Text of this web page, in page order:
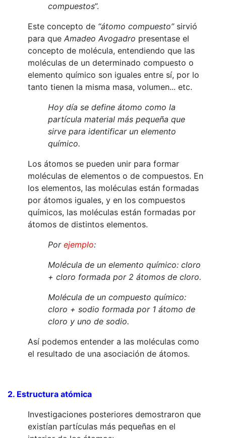
compuestos”.
Este concepto de “átomo compuesto”sirvió
para que Amadeo Avogadro presentase el
concepto de molécula, entendiendo que las
moléculas de un determinado compuesto o
elemento químico son iguales entre sí, por lo
tanto tienen la misma masa, volumen... etc.
Hoy día se define átomo como la
partícula material más pequeña que
sirve para identificar un elemento
químico.
Los átomos se pueden unir para formar
moléculas de elementos o de compuestos. En
los elementos, las moléculas están formadas
por átomos iguales, y en los compuestos
químicos, las moléculas están formadas por
átomos de distintos elementos.
Porejemplo:
Molécula de un elemento químico: cloro
+ cloro formada por 2 átomos de cloro.
Molécula de un compuesto químico:
cloro + sodio formada por 1 átomo de
cloro y uno de sodio.
Así podemos entender a las moléculas como
el resultado de una asociación de átomos.
2. Estructura atómica
Investigaciones posteriores demostraron que
existían partículas más pequeñas en el